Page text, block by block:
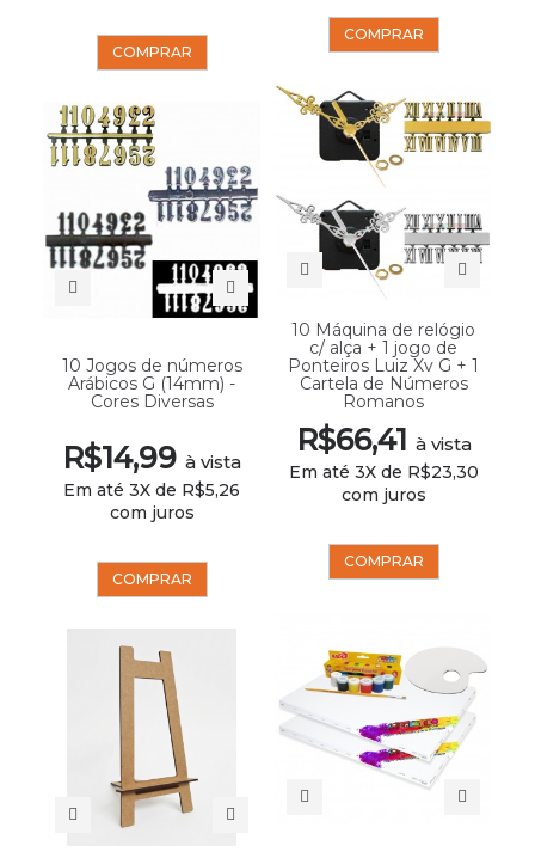
COMPRAR
COMPRAR
10 Máquina de relógio
c/ alça + 1 jogo de
Ponteiros Luiz Xv G + 1
Cartela de Números
Romanos
R$66,41 à vista
Em até 3X de R$23,30
com juros
COMPRAR
10 Jogos de números
Arábicos G (14mm) -
Cores Diversas
R$14,99 à vista
Em até 3X de R$5,26
com juros
COMPRAR